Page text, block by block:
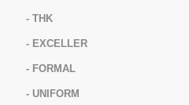
THK
EXCELLER
FORMAL
UNIFORM